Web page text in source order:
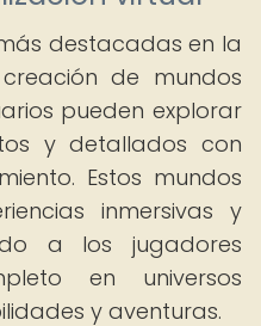
destacadas en la
de mundos
pueden explorar
y detallados con
Estos mundos
inmersivas y
a los jugadores
en universos
y aventuras.